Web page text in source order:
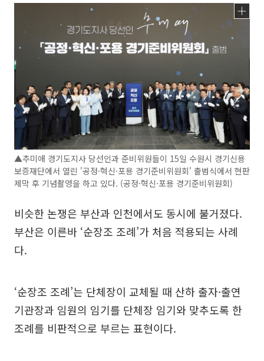
▲추미애 경기도지사 당선인과 준비위원들이 15일 수원시 경기신용
보증재단에서 열린 '공정·혁신·포용 경기준비위원회' 출범식에서 현판
제막 후 기념촬영을 하고 있다. (공정·혁신·포용 경기준비위원회)
비슷한 논쟁은 부산과 인천에서도 동시에 불거졌다.
부산은 이른바 ‘순장조 조례’가 처음 적용되는 사례
다.
‘순장조 조례’는 단체장이 교체될 때 산하 출자·출연
기관장과 임원의 임기를 단체장 임기와 맞추도록 한
조례를 비판적으로 부르는 표현이다.